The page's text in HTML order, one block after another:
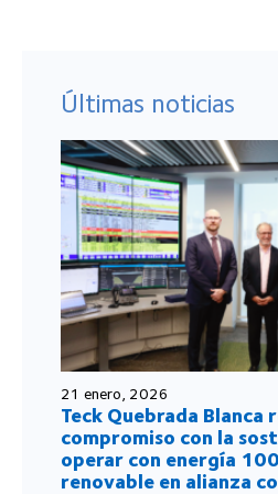
Últimas noticias
21 enero, 2026
Teck Quebrada Blanca
compromiso con la
operar con energía
renovable en alianza